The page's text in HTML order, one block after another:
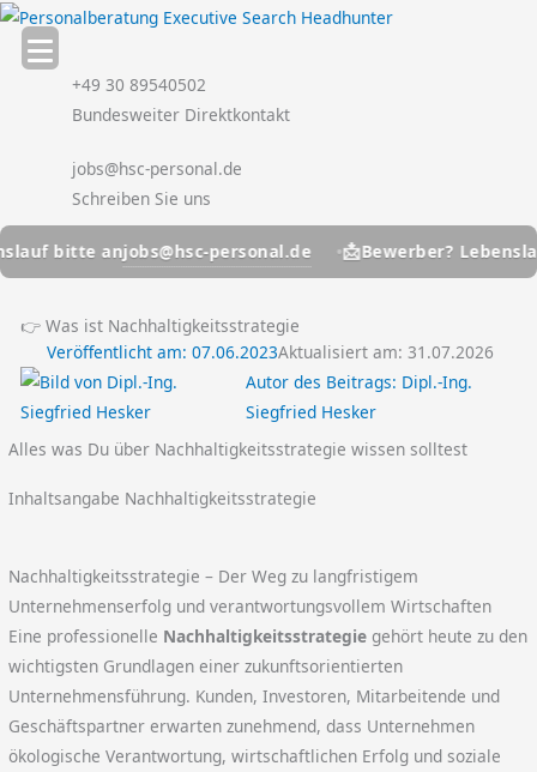
Zum
Inhalt
springen
+49 30 89540502
Bundesweiter Direktkontakt
jobs@hsc-personal.de
Schreiben Sie uns
anjobs@hsc-personal.de 📩Bewerber? Lebenslauf
👉 Was ist Nachhaltigkeitsstrategie
Veröffentlicht am:07.06.2023Aktualisiert am: 31.07.2026
Autor des Beitrags: Dipl.-Ing.
Siegfried Hesker
Alles was Du über Nachhaltigkeitsstrategie wissen solltest
Inhaltsangabe Nachhaltigkeitsstrategie
Nachhaltigkeitsstrategie – Der Weg zu langfristigem
Unternehmenserfolg und verantwortungsvollem Wirtschaften
Eine professionelle Nachhaltigkeitsstrategie gehört heute zu den
wichtigsten Grundlagen einer zukunftsorientierten
Unternehmensführung. Kunden, Investoren, Mitarbeitende und
Geschäftspartner erwarten zunehmend, dass Unternehmen
ökologische Verantwortung, wirtschaftlichen Erfolg und soziale